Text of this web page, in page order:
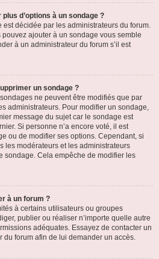
d’options à un sondage ?
est décidée par les administrateurs du forum.
ajouter à un sondage vous semble
à un administrateur du forum s’il est
un sondage ?
ne peuvent être modifiés que par
administrateurs. Pour modifier un sondage,
message du sujet car le sondage est
Si personne n’a encore voté, il est
ou de modifier ses options. Cependant, si
les modérateurs et les administrateurs
sondage. Cela empêche de modifier les
à un forum ?
à certains utilisateurs ou groupes
publier ou réaliser n’importe quelle autre
adéquates. Essayez de contacter un
du forum afin de lui demander un accès.